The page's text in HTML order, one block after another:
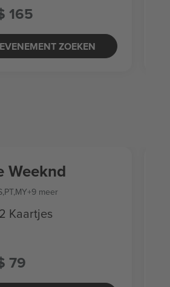
165
EVENEMENT ZOEKEN
Weeknd
,PT,MY+9 meer
Kaartjes
79